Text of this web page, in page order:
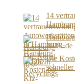
14
NDR.de
Die